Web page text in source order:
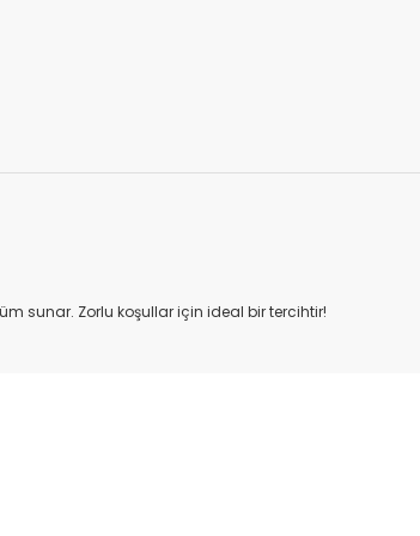
sunar. Zorlu koşullar için ideal bir tercihtir!